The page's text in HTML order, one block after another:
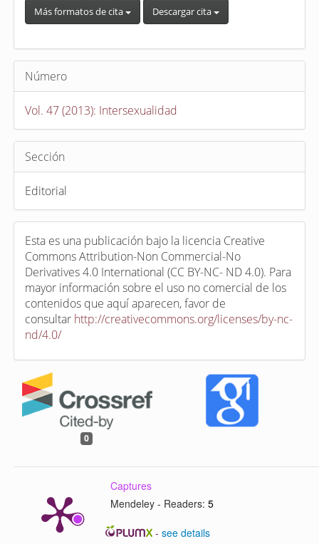
Más formatos de cita Descargar cita
Número
Vol. 47 (2013): Intersexualidad
Sección
Editorial
Esta es una publicación bajo la licencia Creative
Commons Attribution-Non Commercial-No
Derivatives 4.0 International (CC BY-NC- ND 4.0). Para
mayor información sobre el uso no comercial de los
contenidos que aquí aparecen, favor de
consultar http://creativecommons.org/licenses/by-nc-
nd/4.0/
0
Captures
Mendeley - Readers:5
-see details